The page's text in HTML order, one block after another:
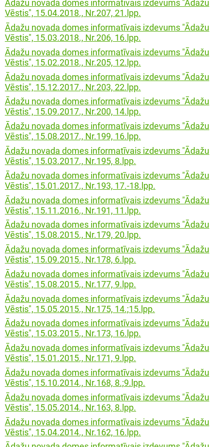
Ādažu novada domes informatīvais izdevums "Ādažu
Vēstis", 15.04.2018., Nr.207, 21.lpp.
Ādažu novada domes informatīvais izdevums "Ādažu
Vēstis", 15.03.2018., Nr.206, 16.lpp.
Ādažu novada domes informatīvais izdevums "Ādažu
Vēstis", 15.02.2018., Nr.205, 12.lpp.
Ādažu novada domes informatīvais izdevums "Ādažu
Vēstis", 15.12.2017., Nr.203, 22.lpp.
Ādažu novada domes informatīvais izdevums "Ādažu
Vēstis", 15.09.2017., Nr.200, 14.lpp.
Ādažu novada domes informatīvais izdevums "Ādažu
Vēstis", 15.08.2017., Nr.199, 16.lpp.
Ādažu novada domes informatīvais izdevums "Ādažu
Vēstis", 15.03.2017., Nr.195, 8.lpp.
Ādažu novada domes informatīvais izdevums "Ādažu
Vēstis", 15.01.2017., Nr.193, 17.-18.lpp.
Ādažu novada domes informatīvais izdevums "Ādažu
Vēstis", 15.11.2016., Nr.191, 11.lpp.
Ādažu novada domes informatīvais izdevums "Ādažu
Vēstis", 15.08.2015., Nr.179, 20.lpp.
Ādažu novada domes informatīvais izdevums "Ādažu
Vēstis", 15.09.2015., Nr.178, 6.lpp.
Ādažu novada domes informatīvais izdevums "Ādažu
Vēstis", 15.08.2015., Nr.177, 9.lpp.
Ādažu novada domes informatīvais izdevums "Ādažu
Vēstis", 15.05.2015., Nr.175, 14.;15.lpp.
Ādažu novada domes informatīvais izdevums "Ādažu
Vēstis", 15.03.2015., Nr.173, 16.lpp.
Ādažu novada domes informatīvais izdevums "Ādažu
Vēstis", 15.01.2015., Nr.171, 9.lpp.
Ādažu novada domes informatīvais izdevums "Ādažu
Vēstis", 15.10.2014., Nr.168, 8.;9.lpp.
Ādažu novada domes informatīvais izdevums "Ādažu
Vēstis", 15.05.2014., Nr.163, 8.lpp.
Ādažu novada domes informatīvais izdevums "Ādažu
Vēstis", 15.04.2014., Nr.162, 16.lpp.